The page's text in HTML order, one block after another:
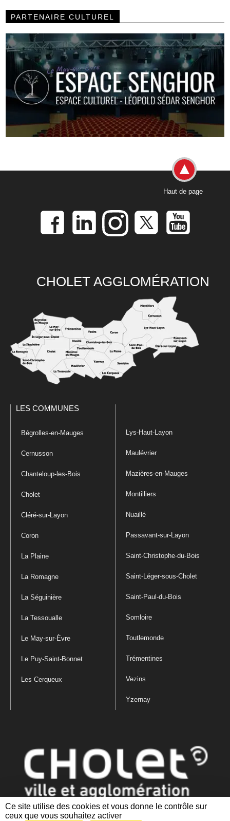
Ce site utilise des cookies et vous donne le contrôle sur
ceux que vous souhaitez activer
PARTENAIRE CULTUREL
Haut de page
CHOLET AGGLOMÉRATION
LES COMMUNES
Bégrolles-en-Mauges
Cernusson
Chanteloup-les-Bois
Cholet
Cléré-sur-Layon
Coron
La Plaine
La Romagne
La Séguinière
La Tessoualle
Le May-sur-Èvre
Le Puy-Saint-Bonnet
Les Cerqueux
Lys-Haut-Layon
Maulévrier
Mazières-en-Mauges
Montilliers
Nuaillé
Passavant-sur-Layon
Saint-Christophe-du-Bois
Saint-Léger-sous-Cholet
Saint-Paul-du-Bois
Somloire
Toutlemonde
Trémentines
Vezins
Yzernay
Mentions légales|Politique de confidentialité